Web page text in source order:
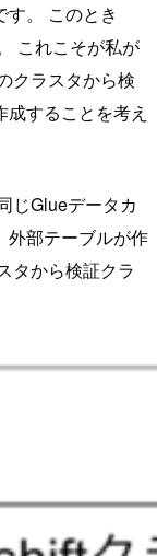
す。 このとき
これこそが私が
クラスタから検
することを考え
じGlueデータカ
外部テーブルが作
タから検証クラ